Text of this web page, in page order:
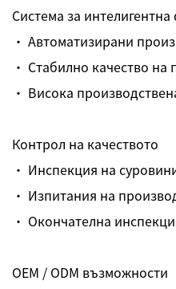
Система за
· Автоматизирани
· Стабилно качество на
· Висока
Контрол на качеството
· Инспекция на
· Изпитания на
· Окончателна
OEM / ODM възможности